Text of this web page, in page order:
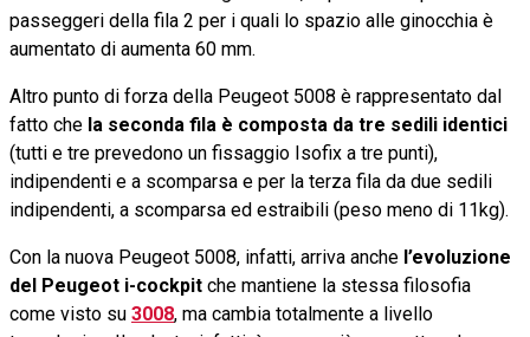
passeggeri della fila 2 per i quali lo spazio alle ginocchia è
aumentato di aumenta 60 mm.
Altro punto di forza della Peugeot 5008 è rappresentato dal
fatto che la seconda fila è composta da tre sedili identici
(tutti e tre prevedono un fissaggio Isofix a tre punti),
indipendenti e a scomparsa e per la terza fila da due sedili
indipendenti, a scomparsa ed estraibili (peso meno di 11kg).
Con la nuova Peugeot 5008, infatti, arriva anche l’evoluzione
del Peugeot i-cockpit che mantiene la stessa filosofia
come visto su 3008, ma cambia totalmente a livello